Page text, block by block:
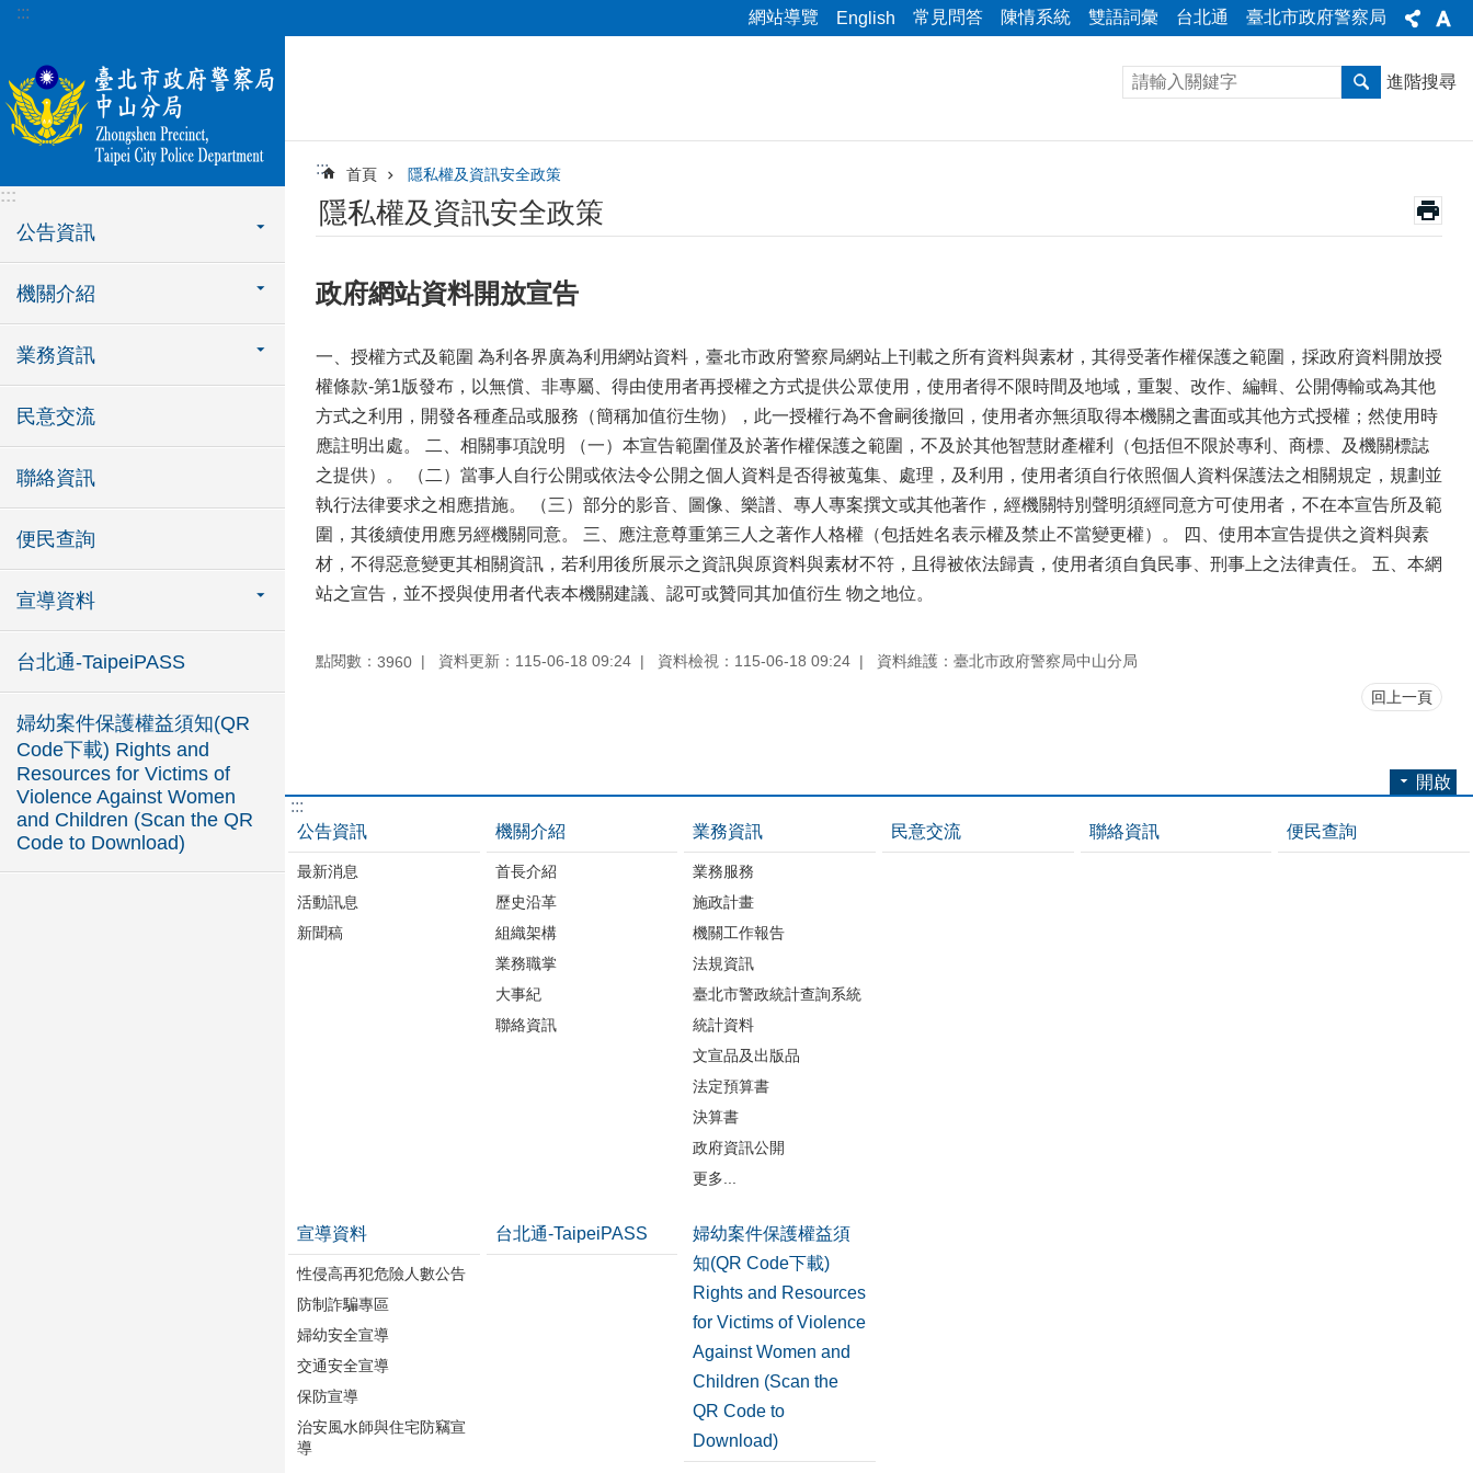
跳到主要內容區塊
::: 網站導覽 English 常見問答 陳情系統 雙語詞彙 台北通 臺北市政府警察局
:::
公告資訊
機關介紹
業務資訊
民意交流
聯絡資訊
便民查詢
宣導資料
台北通-TaipeiPASS
婦幼案件保護權益須知(QR
Code下載) Rights and
Resources for Victims of
Violence Against Women
and Children (Scan the QR
Code to Download)
進階搜尋
::: 首頁 隱私權及資訊安全政策
隱私權及資訊安全政策
政府網站資料開放宣告
一、授權方式及範圍 為利各界廣為利用網站資料，臺北市政府警察局網站上刊載之所有資料與素材，其得受著作權保護之範圍，採政府資料開放授
權條款-第1版發布，以無償、非專屬、得由使用者再授權之方式提供公眾使用，使用者得不限時間及地域，重製、改作、編輯、公開傳輸或為其他
方式之利用，開發各種產品或服務（簡稱加值衍生物），此一授權行為不會嗣後撤回，使用者亦無須取得本機關之書面或其他方式授權；然使用時
應註明出處。 二、相關事項說明 （一）本宣告範圍僅及於著作權保護之範圍，不及於其他智慧財產權利（包括但不限於專利、商標、及機關標誌
之提供）。 （二）當事人自行公開或依法令公開之個人資料是否得被蒐集、處理，及利用，使用者須自行依照個人資料保護法之相關規定，規劃並
執行法律要求之相應措施。 （三）部分的影音、圖像、樂譜、專人專案撰文或其他著作，經機關特別聲明須經同意方可使用者，不在本宣告所及範
圍，其後續使用應另經機關同意。 三、應注意尊重第三人之著作人格權（包括姓名表示權及禁止不當變更權）。 四、使用本宣告提供之資料與素
材，不得惡意變更其相關資訊，若利用後所展示之資訊與原資料與素材不符，且得被依法歸責，使用者須自負民事、刑事上之法律責任。 五、本網
站之宣告，並不授與使用者代表本機關建議、認可或贊同其加值衍生 物之地位。
點閱數： 3960 資料更新：115-06-18 09:24 資料檢視：115-06-18 09:24 資料維護：臺北市政府警察局中山分局
回上一頁
開啟
:::
公告資訊
最新消息
活動訊息
新聞稿
機關介紹
首長介紹
歷史沿革
組織架構
業務職掌
大事紀
聯絡資訊
業務資訊
業務服務
施政計畫
機關工作報告
法規資訊
臺北市警政統計查詢系統
統計資料
文宣品及出版品
法定預算書
決算書
政府資訊公開
更多...
民意交流 聯絡資訊 便民查詢
宣導資料
性侵高再犯危險人數公告
防制詐騙專區
婦幼安全宣導
交通安全宣導
保防宣導
治安風水師與住宅防竊宣
導
台北通-TaipeiPASS
婦幼案件保護權益須
知(QR Code下載)
Rights and Resources
for Victims of Violence
Against Women and
Children (Scan the
QR Code to
Download)